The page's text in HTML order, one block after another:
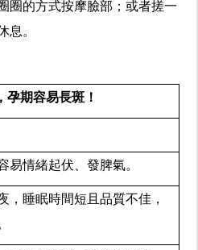
圈的方式按摩臉部；或者搓一
息。
孕期容易長斑！
易情緒起伏、發脾氣。
，睡眠時間短且品質不佳，